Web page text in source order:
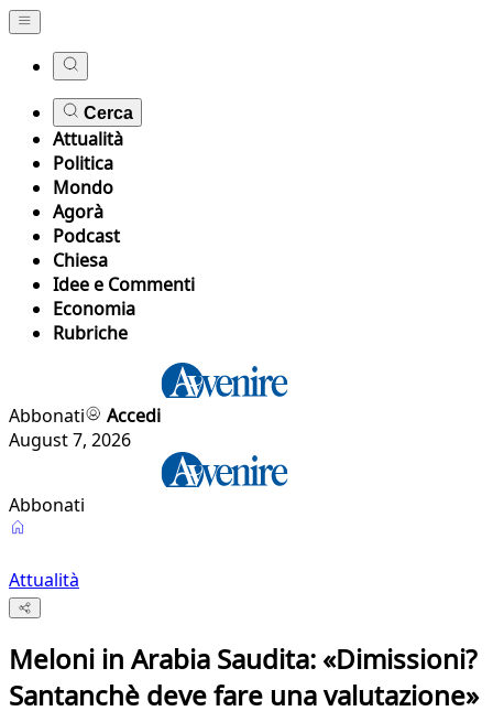
Cerca
Attualità
Politica
Mondo
Agorà
Podcast
Chiesa
Idee e Commenti
Economia
Rubriche
Abbonati
Accedi
August 7, 2026
Abbonati
Attualità
Meloni in Arabia Saudita: «Dimissioni?
Santanchè deve fare una valutazione»